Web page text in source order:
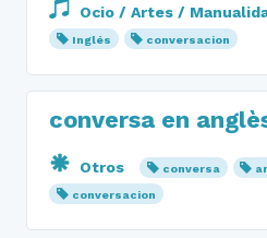
Ocio / Artes /
Inglés conversacion
conversa en
Otros conversa
conversacion